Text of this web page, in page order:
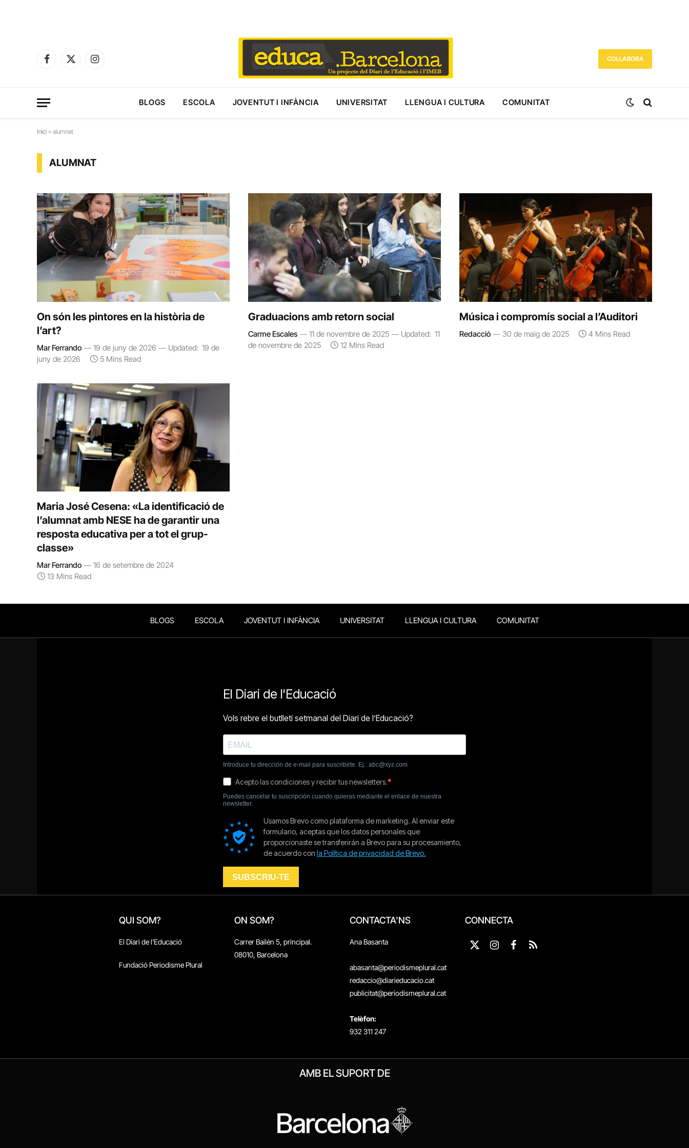
Facebook
X
Instagram
COL·LABORA
BLOGS ESCOLA JOVENTUT I INFÀNCIA UNIVERSITAT LLENGUA I CULTURA COMUNITAT
Inici » alumnat
ALUMNAT
On són les pintores en la història de
l’art?
Mar Ferrando 19 de juny de 2026 Updated: 19 de
juny de 2026
5 Mins Read
Graduacions amb retorn social
Carme Escales 11 de novembre de 2025 Updated: 11
de novembre de 2025
12 Mins Read
Música i compromís social a l’Auditori
Redacció 30 de maig de 2025 4 Mins Read
Maria José Cesena: «La identificació de
l’alumnat amb NESE ha de garantir una
resposta educativa per a tot el grup-
classe»
Mar Ferrando
16 de setembre de 2024
13 Mins Read
BLOGS ESCOLA JOVENTUT I INFÀNCIA UNIVERSITAT LLENGUA I CULTURA COMUNITAT
QUI SOM?
El Diari de l'Educació
Fundació Periodisme Plural
ON SOM?
Carrer Bailén 5, principal.
08010, Barcelona
CONTACTA'NS
Ana Basanta
abasanta@periodismeplural.cat
redaccio@diarieducacio.cat
publicitat@periodismeplural.cat
Telèfon:
932 311 247
CONNECTA
X
InstagramFacebook
RSS
AMB EL SUPORT DE